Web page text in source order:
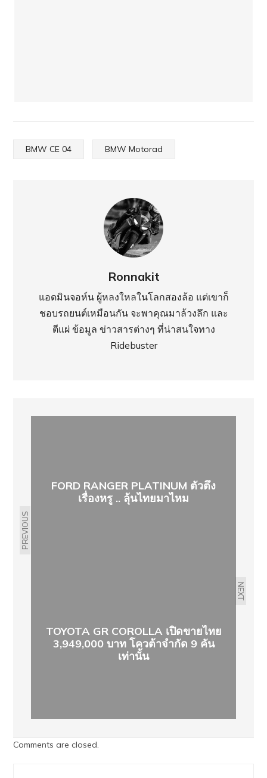
BMW CE 04 BMW Motorad
Ronnakit
แอดมินจอห์น ผู้หลงใหลในโลกสองล้อ แต่เขาก็
ชอบรถยนต์เหมือนกัน จะพาคุณมาล้วงลึก และ
ตีแผ่ ข้อมูล ข่าวสารต่างๆ ที่น่าสนใจทาง
Ridebuster
PREVIOUS
FORD RANGER PLATINUM ตัวตึง
เรื่องหรู .. ลุ้นไทยมาไหม
NEXT
TOYOTA GR COROLLA เปิดขายไทย
3,949,000 บาท โควต้าจำกัด 9 คัน
เท่านั้น
Comments are closed.